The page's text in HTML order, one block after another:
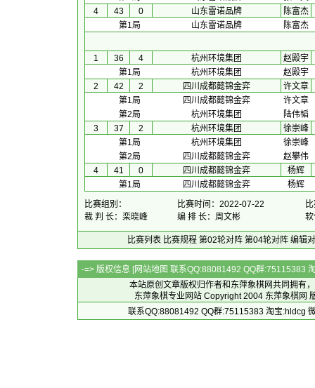
4
43 0 山东雷诺品牌
陈富杰
第1局
山东雷诺品牌 陈富杰
1 36 4 杭州环境集团
赵殿宇
第1局
杭州环境集团
赵殿宇
2
42 2 四川成都懿锦金弈
许文章
第1局
四川成都懿锦金弈
许文章
第2局
杭州环境集团
陆伟韬
3
37 2 杭州环境集团
徐崇峰
第1局
杭州环境集团
徐崇峰
第2局
四川成都懿锦金弈
赵攀伟
4
41 0 四川成都懿锦金弈
杨辉
第1局
四川成都懿锦金弈
杨辉
比赛组别：
比赛时间：2022-07-22
裁 判 长：栾晓峰
编 排 长：周文彬
比赛列表 比赛规程 第02轮对阵 第04轮对阵 编辑
-=> 版权信息 [网站地图 联系QQ:88081492 QQ群:75115383
本站原创文章版权归作者和 东萍象棋网共同拥有
东萍象棋专业网站 Copyright 2004 东萍象棋网
联系QQ:88081492 QQ群:75115383 淘宝:hldcg